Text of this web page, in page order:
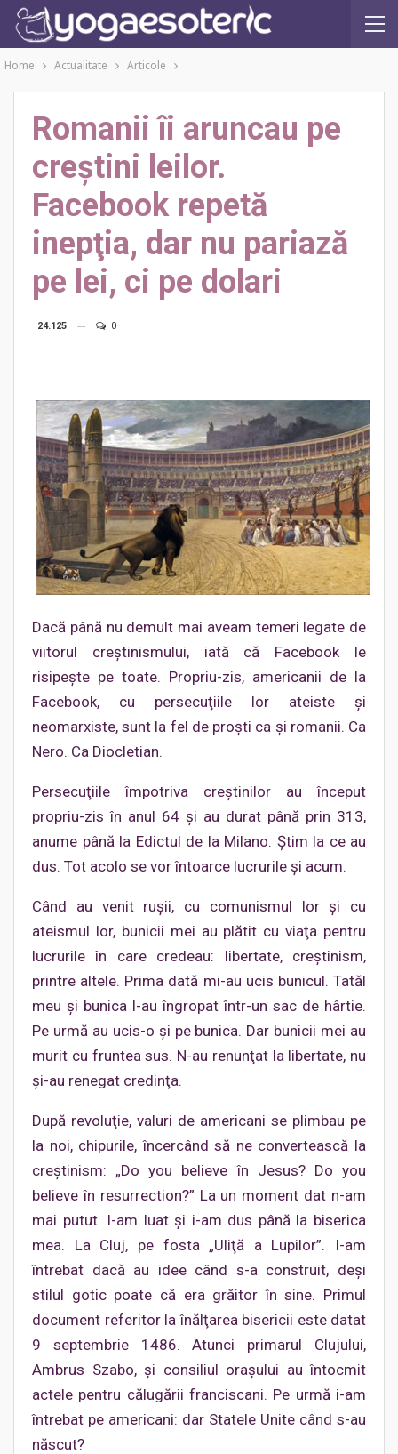
Home Actualitate Articole
Romanii îi aruncau pe
creştini leilor.
Facebook repetă
inepţia, dar nu pariază
pe lei, ci pe dolari
24.125 0
Dacă până nu demult mai aveam temeri legate de
viitorul creştinismului, iată că Facebook le
risipeşte pe toate. Propriu-zis, americanii de la
Facebook, cu persecuţiile lor ateiste şi
neomarxiste, sunt la fel de proşti ca şi romanii. Ca
Nero. Ca Diocletian.
Persecuţiile împotriva creştinilor au început
propriu-zis în anul 64 şi au durat până prin 313,
anume până la Edictul de la Milano. Ştim la ce au
dus. Tot acolo se vor întoarce lucrurile şi acum.
Când au venit ruşii, cu comunismul lor şi cu
ateismul lor, bunicii mei au plătit cu viaţa pentru
lucrurile în care credeau: libertate, creştinism,
printre altele. Prima dată mi-au ucis bunicul. Tatăl
meu şi bunica l-au îngropat într-un sac de hârtie.
Pe urmă au ucis-o şi pe bunica. Dar bunicii mei au
murit cu fruntea sus. N-au renunţat la libertate, nu
şi-au renegat credinţa.
După revoluţie, valuri de americani se plimbau pe
la noi, chipurile, încercând să ne convertească la
creştinism: „Do you believe în Jesus? Do you
believe în resurrection?” La un moment dat n-am
mai putut. I-am luat şi i-am dus până la biserica
mea. La Cluj, pe fosta „Uliţă a Lupilor”. I-am
întrebat dacă au idee când s-a construit, deşi
stilul gotic poate că era grăitor în sine. Primul
document referitor la înălţarea bisericii este datat
9 septembrie 1486. Atunci primarul Clujului,
Ambrus Szabo, şi consiliul oraşului au întocmit
actele pentru călugării franciscani. Pe urmă i-am
întrebat pe americani: dar Statele Unite când s-au
născut?